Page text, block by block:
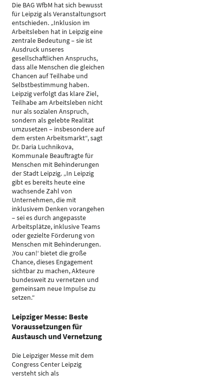
Die BAG WfbM hat sich bewusst
für Leipzig als Veranstaltungsort
entschieden. „Inklusion im
Arbeitsleben hat in Leipzig eine
zentrale Bedeutung – sie ist
Ausdruck unseres
gesellschaftlichen Anspruchs,
dass alle Menschen die gleichen
Chancen auf Teilhabe und
Selbstbestimmung haben.
Leipzig verfolgt das klare Ziel,
Teilhabe am Arbeitsleben nicht
nur als sozialen Anspruch,
sondern als gelebte Realität
umzusetzen – insbesondere auf
dem ersten Arbeitsmarkt“, sagt
Dr. Daria Luchnikova,
Kommunale Beauftragte für
Menschen mit Behinderungen
der Stadt Leipzig. „In Leipzig
gibt es bereits heute eine
wachsende Zahl von
Unternehmen, die mit
inklusivem Denken vorangehen
– sei es durch angepasste
Arbeitsplätze, inklusive Teams
oder gezielte Förderung von
Menschen mit Behinderungen.
‚You can!‘ bietet die große
Chance, dieses Engagement
sichtbar zu machen, Akteure
bundesweit zu vernetzen und
gemeinsam neue Impulse zu
setzen.“
Leipziger Messe: Beste
Voraussetzungen für
Austausch und Vernetzung
Die Leipziger Messe mit dem
Congress Center Leipzig
versteht sich als